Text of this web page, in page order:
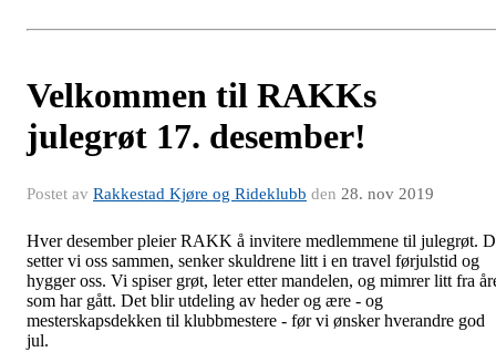
Velkommen til RAKKs
julegrøt 17. desember!
Postet av Rakkestad Kjøre og Rideklubb den 28. nov 2019
Hver desember pleier RAKK å invitere medlemmene til julegrøt.
setter vi oss sammen, senker skuldrene litt i en travel førjulstid og
hygger oss. Vi spiser grøt, leter etter mandelen, og mimrer litt fra
som har gått. Det blir utdeling av heder og ære - og
mesterskapsdekken til klubbmestere - før vi ønsker hverandre god
jul.